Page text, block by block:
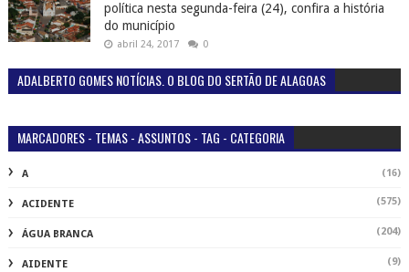
política nesta segunda-feira (24), confira a história
do município
abril 24, 2017 0
ADALBERTO GOMES NOTÍCIAS. O BLOG DO SERTÃO DE ALAGOAS
MARCADORES - TEMAS - ASSUNTOS - TAG - CATEGORIA
A (16)
ACIDENTE (575)
ÁGUA BRANCA (204)
AIDENTE (9)